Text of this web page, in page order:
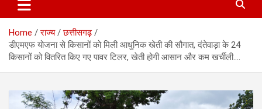
Home राज्य
छत्तीसगढ़
डीएमएफ योजना से किसानों को मिली आधुनिक खेती की सौगात, दंतेवाड़ा के 24
किसानों को वितरित किए गए पावर टिलर, खेती होगी आसान और कम खर्चीली….